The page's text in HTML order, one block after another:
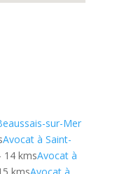
sur-Mer
Avocat à Saint-
kmsAvocat à